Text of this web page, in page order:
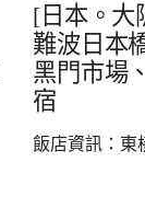
[日本。大
難波日本
黑門市場
宿
飯店資訊：東